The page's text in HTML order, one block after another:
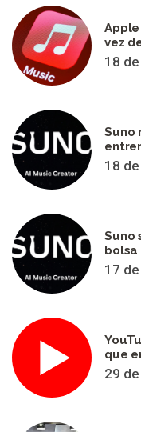
vez
18
Suno
18
Suno
bolsa
17
que
29